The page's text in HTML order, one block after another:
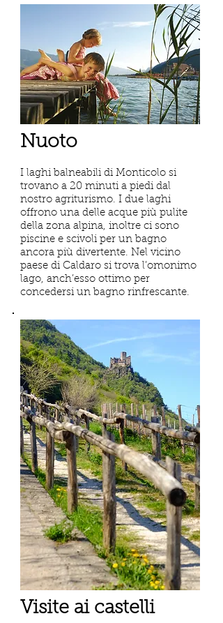
Nuoto
I laghi balneabili di Monticolo si
trovano a 20 minuti a piedi dal
nostro agriturismo. I due laghi
offrono una delle acque più pulite
della zona alpina, inoltre ci sono
piscine e scivoli per un bagno
ancora più divertente. Nel vicino
paese di Caldaro si trova l’omonimo
lago, anch’esso ottimo per
concedersi un bagno rinfrescante.
Visite ai castelli